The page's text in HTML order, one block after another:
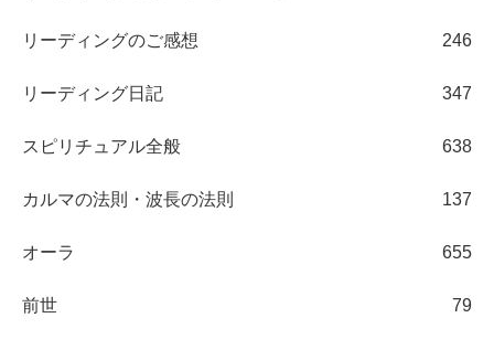
リーディングのご感想 246
リーディング日記 347
スピリチュアル全般 638
カルマの法則・波長の法則 137
オーラ 655
前世 79